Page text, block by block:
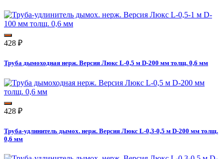
428 ₽
Труба дымоходная нерж. Версия Люкс L-0,5 м D-200 мм толщ. 0,6 мм
428 ₽
Труба-удлинитель дымох. нерж. Версия Люкс L-0,3-0,5 м D-200 мм толщ.
0,6 мм